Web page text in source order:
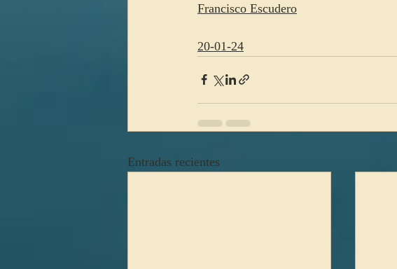
Francisco Escudero
20-01-24
Entradas recientes